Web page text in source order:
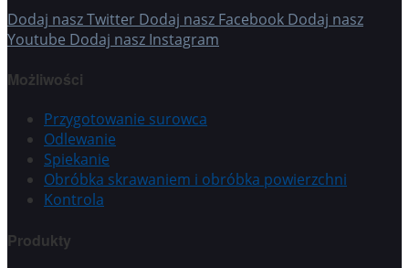
Dodaj nasz Twitter Dodaj nasz Facebook Dodaj nasz
Youtube Dodaj nasz Instagram
Możliwości
Przygotowanie surowca
Odlewanie
Spiekanie
Obróbka skrawaniem i obróbka powierzchni
Kontrola
Produkty